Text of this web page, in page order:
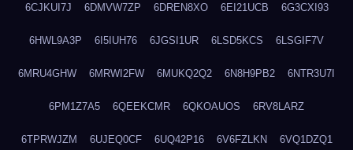
6CJKUI7J 6DMVW7ZP 6DREN8XO 6EI21UCB 6G3CXI93
6HWL9A3P 6I5IUH76 6JGSI1UR 6LSD5KCS 6LSGIF7V
6MRU4GHW 6MRWI2FW 6MUKQ2Q2 6N8H9PB2 6NTR3U7I
6PM1Z7A5 6QEEKCMR 6QKOAUOS 6RV8LARZ
6TPRWJZM 6UJEQ0CF 6UQ42P16 6V6FZLKN 6VQ1DZQ1